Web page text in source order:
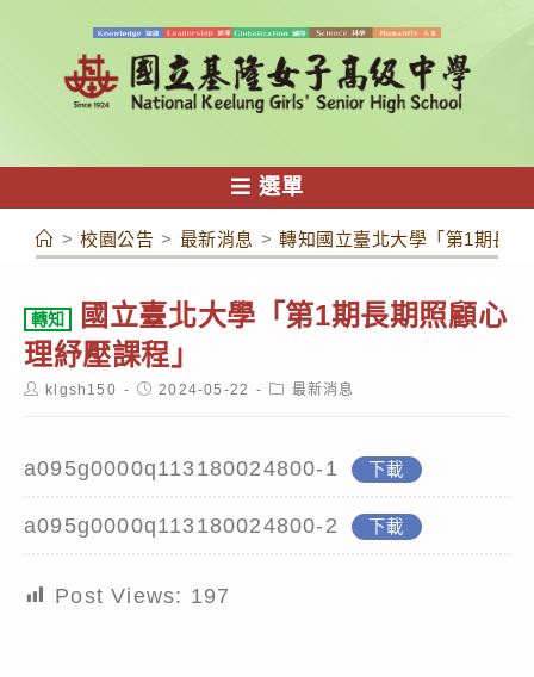
容
選單
> 校園公告 > 最新消息 > 轉知國立臺北大學「第1期長
轉知
國立臺北大學「第1期長期照顧心
理紓壓課程」
Postklgsh150
Post2024-05-22
Post最新消息
a095g0000q113180024800-1 下載
a095g0000q113180024800-2 下載
Post Views: 197